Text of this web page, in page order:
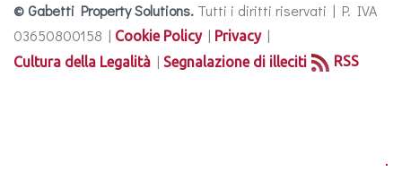
© Gabetti Property Solutions. Tutti i diritti riservati | P. IVA
03650800158 | Cookie Policy| Privacy|
Cultura della Legalità | Segnalazione di illeciti RSS